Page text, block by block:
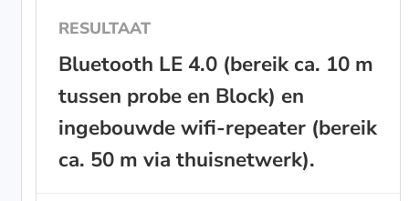
Bluetooth LE 4.0 (bereik ca. 10 m
tussen probe en Block) en
ingebouwde wifi-repeater (bereik
ca. 50 m via thuisnetwerk).